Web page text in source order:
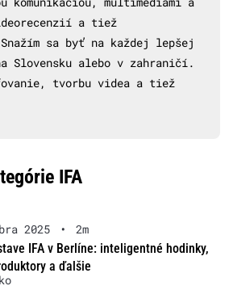
a tiež
sa byť na každej lepšej
Slovensku alebo v zahraničí.
tvorbu videa a tiež
IFA
2025 •
2m
IFA v Berlíne: inteligentné hodinky,
a ďalšie